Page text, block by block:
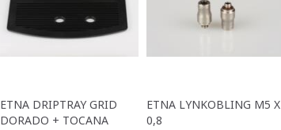
ETNA DRIPTRAY GRID
DORADO + TOCANA
ETNA LYNKOBLING M5 X
0,8